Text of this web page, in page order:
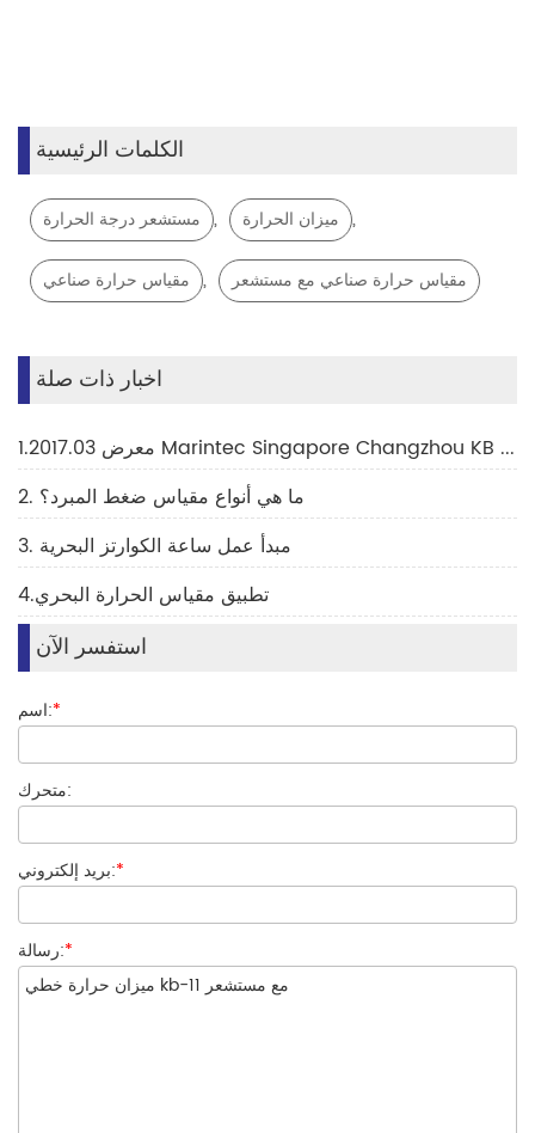
الكلمات الرئيسية
مستشعر درجة الحرارة , ميزان الحرارة ,
مقياس حرارة صناعي , مقياس حرارة صناعي مع مستشعر
اخبار ذات صلة
1.2017.03 معرض Marintec Singapore Changzhou KB B-K36H
2. ما هي أنواع مقياس ضغط المبرد؟
3. مبدأ عمل ساعة الكوارتز البحرية
4.تطبيق مقياس الحرارة البحري
استفسر الآن
اسم:*
متحرك:
بريد إلكتروني:*
رسالة:*